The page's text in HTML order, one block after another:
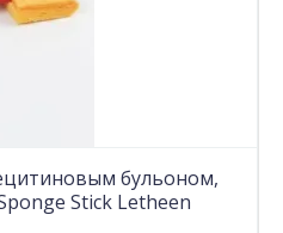
бульоном,
Stick Letheen